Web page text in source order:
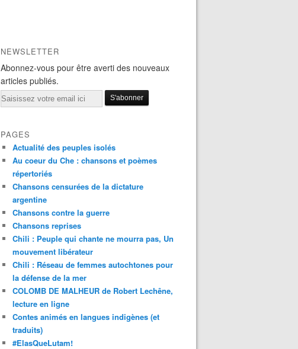
NEWSLETTER
Abonnez-vous pour être averti des nouveaux
articles publiés.
Email
PAGES
Actualité des peuples isolés
Au coeur du Che : chansons et poèmes
répertoriés
Chansons censurées de la dictature
argentine
Chansons contre la guerre
Chansons reprises
Chili : Peuple qui chante ne mourra pas, Un
mouvement libérateur
Chili : Réseau de femmes autochtones pour
la défense de la mer
COLOMB DE MALHEUR de Robert Lechêne,
lecture en ligne
Contes animés en langues indigènes (et
traduits)
#ElasQueLutam!